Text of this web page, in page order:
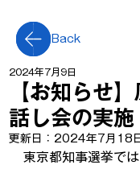
【お知らせ
話し会の実施
2024年7月9日
更新日： 2024年7月18日
東京都知事選挙で
Back